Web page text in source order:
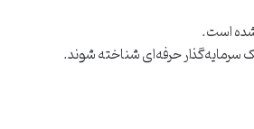
است.
سرمایه‌گذار حرفه‌ای شناخته شوند.